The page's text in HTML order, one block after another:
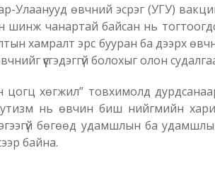
Улаанууд өвчний эсрэг (УГУ)
чанартай байсан нь тогтоогдсон.
эрс бууран ба дээрх
үүсгэдэггүй болохыг олон
цогц хөгжил” товхимолд
нь өвчин биш нийгмийн
бөгөөд удамшлын ба
байна.